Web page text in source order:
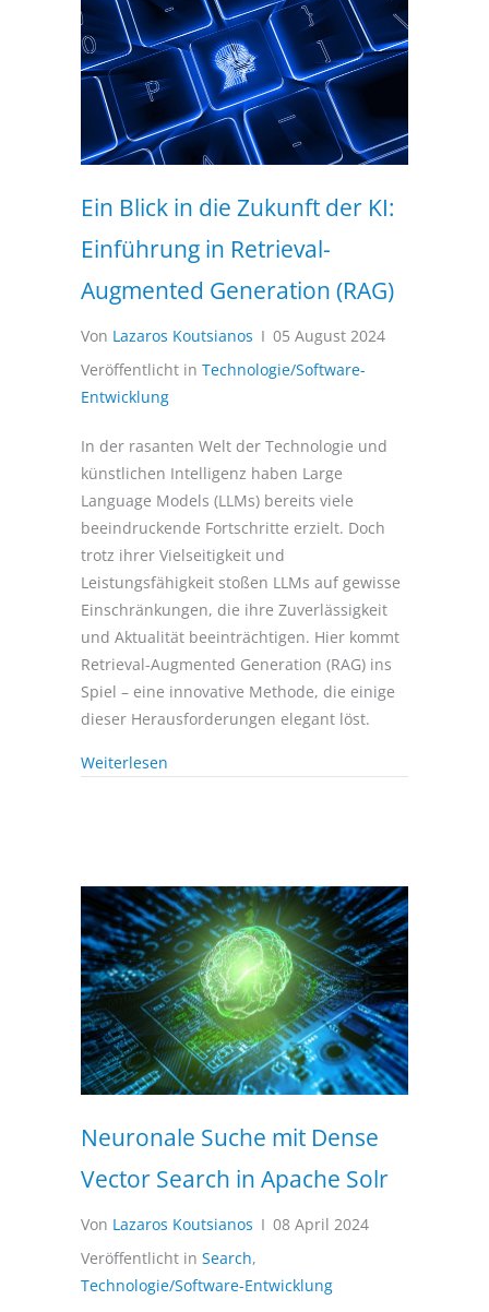
Ein Blick in die Zukunft der KI:
Einführung in Retrieval-
Augmented Generation (RAG)
Von Lazaros Koutsianos I 05 August 2024
Veröffentlicht in Technologie/Software-
Entwicklung
In der rasanten Welt der Technologie und
künstlichen Intelligenz haben Large
Language Models (LLMs) bereits viele
beeindruckende Fortschritte erzielt. Doch
trotz ihrer Vielseitigkeit und
Leistungsfähigkeit stoßen LLMs auf gewisse
Einschränkungen, die ihre Zuverlässigkeit
und Aktualität beeinträchtigen. Hier kommt
Retrieval-Augmented Generation (RAG) ins
Spiel – eine innovative Methode, die einige
dieser Herausforderungen elegant löst.
Weiterlesen
Neuronale Suche mit Dense
Vector Search in Apache Solr
Von Lazaros Koutsianos I 08 April 2024
Veröffentlicht in Search,
Technologie/Software-Entwicklung